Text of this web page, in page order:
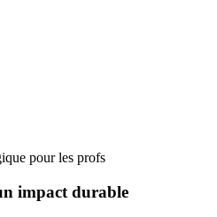
pour les profs
impact durable